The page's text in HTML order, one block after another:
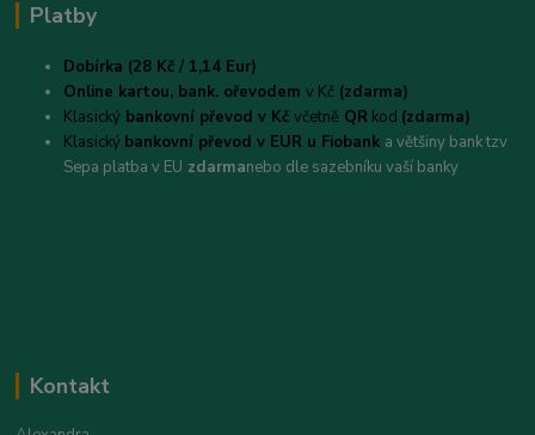
Platby
Dobírka (28 Kč / 1,14 Eur)
Online kartou, bank. ořevodemv Kč (zdarma)
Klasický bankovní převod v Kčvčetně QR kod (zdarma)
Klasický bankovní převod v EUR u Fiobank a většiny bank tzv
Sepa platba v EU zdarmanebo dle sazebníku vaší banky
Kontakt